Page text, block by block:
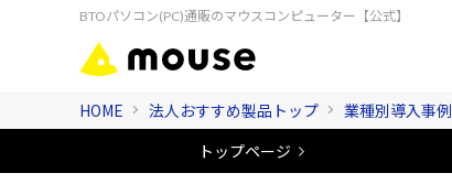
BTOパソコン(PC)通販のマウスコンピューター【公式】
HOME 法人おすすめ製品トップ 業種別導入事例
トップページ